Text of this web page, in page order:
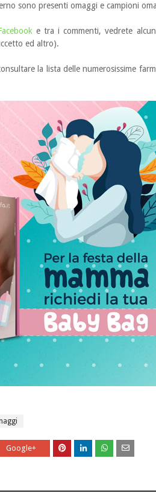
sono presenti omaggi e campioni
e tra i commenti, vedrete
ed altro).
la lista delle numerosissime
Google+